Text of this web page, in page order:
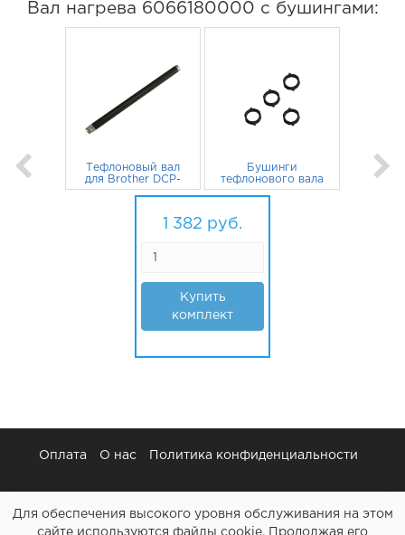
Вал нагрева 6066180000 с бушингами:
Тефлоновый вал
для Brother DCP-
7057R, HL-2132r,
Бушинги
тефлонового вала
для Brother DCP-
1 382 руб.
Купить
комплект
Оплата О нас Политика конфиденциальности
Для обеспечения высокого уровня обслуживания на этом
сайте используются файлы cookie. Продолжая его